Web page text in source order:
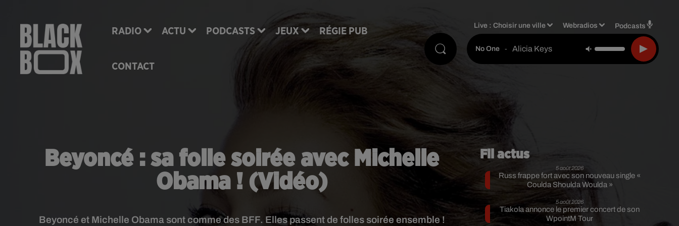
RADIO ACTU PODCASTS JEUX RÉGIE PUB
CONTACT
Live :Choisir une ville Webradios Podcasts
No One - Alicia Keys
Beyoncé : sa folle soirée avec Michelle
Obama ! (Vidéo)
Beyoncé et Michelle Obama sont comme des BFF. Elles passent de folles soirée ensemble !
Fil actus
5 août 2026
Russ frappe fort avec son nouveau single «
Coulda Shoulda Woulda »
5 août 2026
Tiakola annonce le premier concert de son
WpointM Tour